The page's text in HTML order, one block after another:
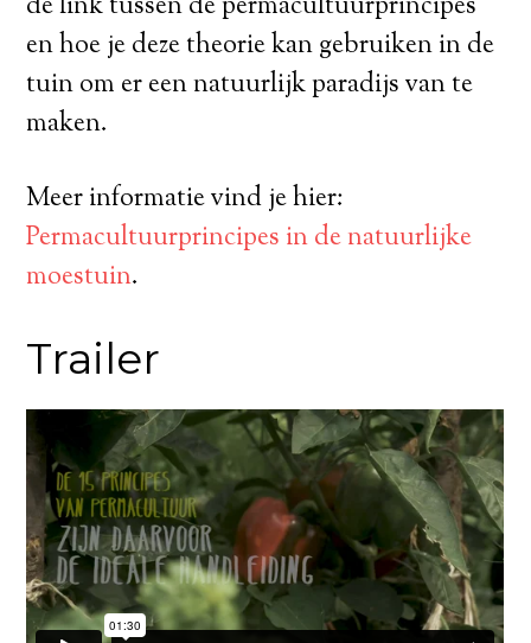
en hoe je deze theorie kan gebruiken in de
tuin om er een natuurlijk paradijs van te
maken.
Meer informatie vind je hier:
Permacultuurprincipes in de natuurlijke
moestuin.
Trailer